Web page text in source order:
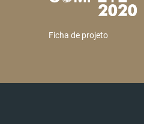
Ficha de projeto